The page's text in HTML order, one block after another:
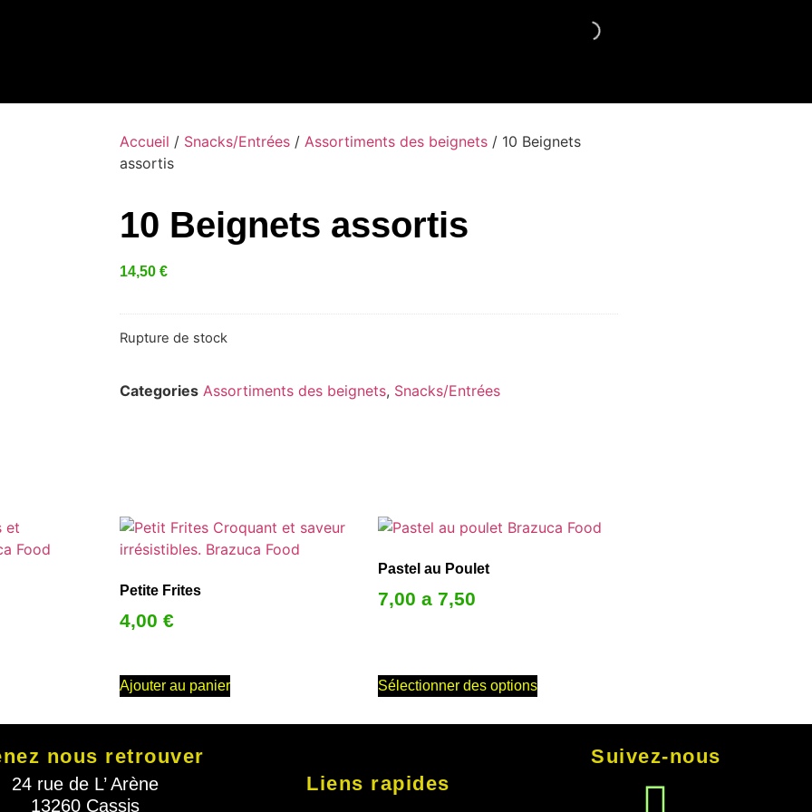
Accueil / Snacks/Entrées / Assortiments des beignets / 10 Beignets
assortis
10 Beignets assortis
14,50 €
Rupture de stock
Categories Assortiments des beignets, Snacks/Entrées
Petite Frites
4,00 €
Ajouter au panier
Pastel au Poulet
7,00 a 7,50
Sélectionner des options
nous retrouver
24 rue de L’ Arène
13260 Cassis
Liens rapides
Suivez-nous